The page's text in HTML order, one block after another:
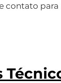
contato